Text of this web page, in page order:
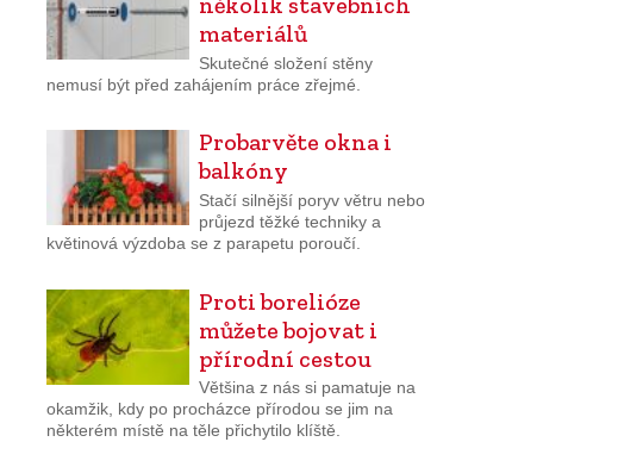
materiálů
Skutečné složení stěny
nemusí být před zahájením práce zřejmé.
Probarvěte okna i
balkóny
Stačí silnější poryv větru nebo
průjezd těžké techniky a
květinová výzdoba se z parapetu poroučí.
Proti borelióze
můžete bojovat i
přírodní cestou
Většina z nás si pamatuje na
okamžik, kdy po procházce přírodou se jim na
některém místě na těle přichytilo klíště.